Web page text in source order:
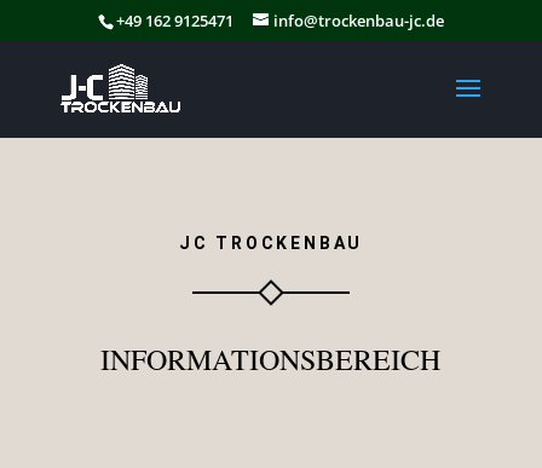
+49 162 9125471 info@trockenbau-jc.de
JC TROCKENBAU
INFORMATIONSBEREICH